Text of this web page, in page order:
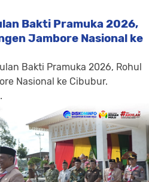
Bakti Pramuka 2026,
Jambore Nasional ke
Bakti Pramuka 2026, Rohul
Nasional ke Cibubur.